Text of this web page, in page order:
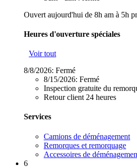
Ouvert aujourd'hui de 8h am à 5h
Heures d'ouverture spéciales
Voir tout
8/8/2026: Fermé
8/15/2026: Fermé
Inspection gratuite du
Retour client 24 heures
Services
Camions de déménagement
Remorques et remorquage
Accessoires de
6